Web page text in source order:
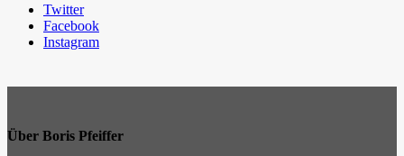
Twitter
Facebook
Instagram
Über Boris Pfeiffer